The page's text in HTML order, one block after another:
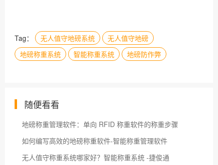
Tag： 无人值守地磅系统
无人值守地磅
地磅称重系统
智能称重系统 地磅防作弊
随便看看
地磅称重管理软件：单向 RFID 称重软件的称重步骤
如何编写高效的地磅称重软件-智能称重管理软件
无人值守称重系统哪家好？智能称重系统 -捷俊通